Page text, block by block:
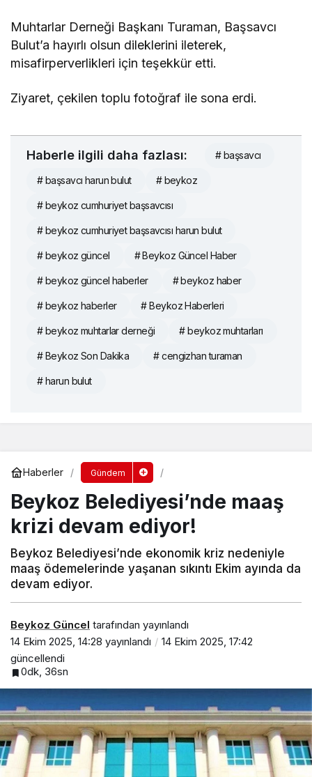
Muhtarlar Derneği Başkanı Turaman, Başsavcı
Bulut’a hayırlı olsun dileklerini ileterek,
misafirperverlikleri için teşekkür etti.
Ziyaret, çekilen toplu fotoğraf ile sona erdi.
Haberle ilgili daha fazlası: # başsavcı
# başsavcı harun bulut # beykoz
# beykoz cumhuriyet başsavcısı
# beykoz cumhuriyet başsavcısı harun bulut
# beykoz güncel # Beykoz Güncel Haber
# beykoz güncel haberler # beykoz haber
# beykoz haberler # Beykoz Haberleri
# beykoz muhtarlar derneği # beykoz muhtarları
# Beykoz Son Dakika # cengizhan turaman
# harun bulut
Haberler Gündem
Beykoz Belediyesi’nde maaş
krizi devam ediyor!
Beykoz Belediyesi’nde ekonomik kriz nedeniyle
maaş ödemelerinde yaşanan sıkıntı Ekim ayında da
devam ediyor.
Beykoz Güncel tarafından yayınlandı
14 Ekim 2025, 14:28 yayınlandı
14 Ekim 2025, 17:42
güncellendi
0dk, 36sn